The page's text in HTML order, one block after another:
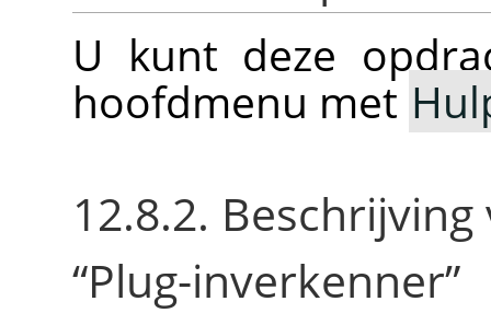
U kunt deze
hoofdmenu met
12.8.2.
“Plug-inverkenner”